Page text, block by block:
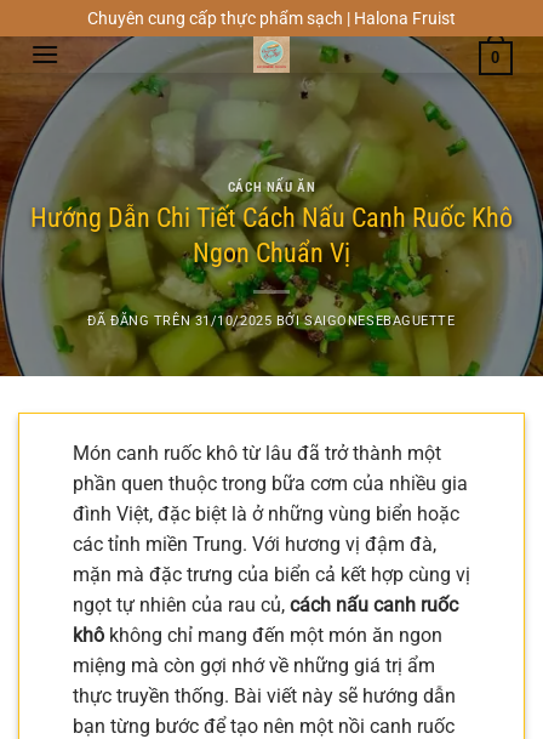
đến
Chuyên cung cấp thực phẩm sạch | Halona Fruist
0
CÁCH NẤU ĂN
Hướng Dẫn Chi Tiết Cách Nấu Canh Ruốc Khô
Ngon Chuẩn Vị
ĐÃ ĐĂNG TRÊN31/10/2025 BỞISAIGONESEBAGUETTE
Món canh ruốc khô từ lâu đã trở thành một
phần quen thuộc trong bữa cơm của nhiều gia
đình Việt, đặc biệt là ở những vùng biển hoặc
các tỉnh miền Trung. Với hương vị đậm đà,
mặn mà đặc trưng của biển cả kết hợp cùng vị
ngọt tự nhiên của rau củ, cách nấu canh ruốc
khô không chỉ mang đến một món ăn ngon
miệng mà còn gợi nhớ về những giá trị ẩm
thực truyền thống. Bài viết này sẽ hướng dẫn
bạn từng bước để tạo nên một nồi canh ruốc